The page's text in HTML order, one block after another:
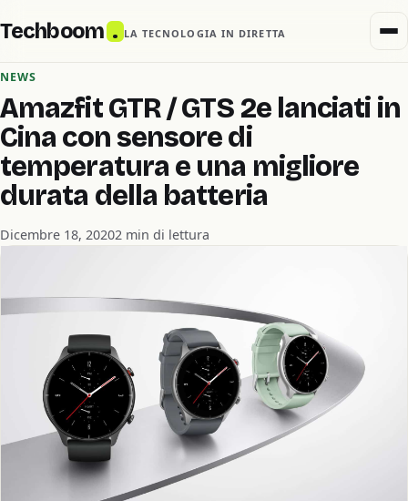
Techboom . LA TECNOLOGIA IN DIRETTA
NEWS
Amazfit GTR / GTS 2e lanciati in
Cina con sensore di
temperatura e una migliore
durata della batteria
Dicembre 18, 20202 min di lettura